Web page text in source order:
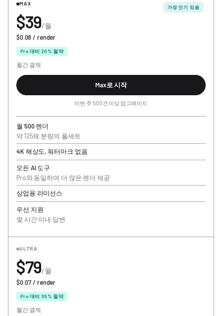
가장 인기 있음
MAX
$39/월
$0.08 / render
Pro 대비 20% 절약
월간 결제
Max로 시작
이번 주 500건 이상 업그레이드
월 500 렌더
약 125채 분량의 풀세트
4K 해상도, 워터마크 없음
모든 AI 도구
Pro와 동일하며 더 많은 렌더 제공
상업용 라이선스
우선 지원
몇 시간 이내 답변
ULTRA
$79/월
$0.07 / render
Pro 대비 30% 절약
월간 결제